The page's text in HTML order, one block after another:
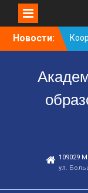
Новости:
С
109029
ул.